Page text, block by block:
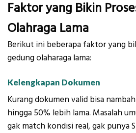
Faktor yang Bikin
Olahraga Lama
Berikut ini beberapa faktor yang
gedung olaharaga lama:
Kelengkapan Dokumen
Kurang dokumen valid bisa
hingga 50% lebih lama. Masalah
gak match kondisi real, gak punya